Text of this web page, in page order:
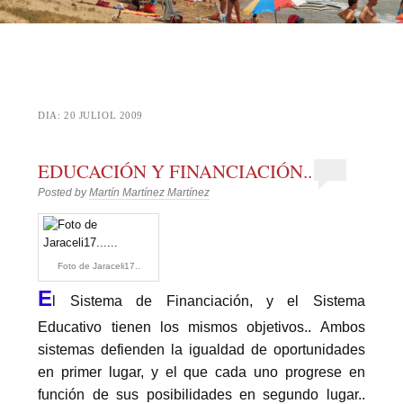
DIA:20 JULIOL 2009
EDUCACIÓN Y FINANCIACIÓN..
Posted byMartín Martínez Martínez
Foto de Jaraceli17..
E l Sistema de Financiación, y el Sistema
Educativo tienen los mismos objetivos.. Ambos
sistemas defienden la igualdad de oportunidades
en primer lugar, y el que cada uno progrese en
función de sus posibilidades en segundo lugar..